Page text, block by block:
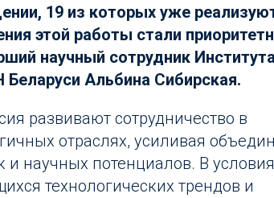
19 из которых уже
этой работы стали
научный сотрудник Института
Альбина Сибирская.
развивают сотрудничество в
отраслях, усиливая
и научных потенциалов. В
технологических трендов и